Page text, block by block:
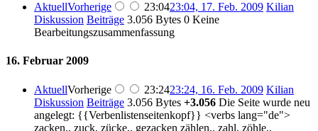
AktuellVorherige 23:0423:04, 17. Feb. 2009 Kilian
Diskussion Beiträge 3.056 Bytes 0 Keine
Bearbeitungszusammenfassung
16. Februar 2009
AktuellVorherige 23:2423:24, 16. Feb. 2009 Kilian
Diskussion Beiträge 3.056 Bytes +3.056 Die Seite wurde neu
angelegt: {{Verbenlistenseitenkopf}} <verbs lang="de">
zacken,, zuck, zücke,, gezacken zählen,, zahl, zöhle,,